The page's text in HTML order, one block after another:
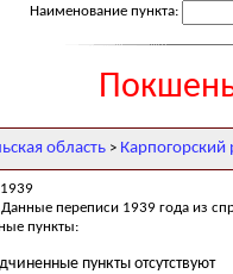
Наименование пункта:
область > Карпогорский
1939
переписи 1939 года из
пункты:
пункты отсутствуют